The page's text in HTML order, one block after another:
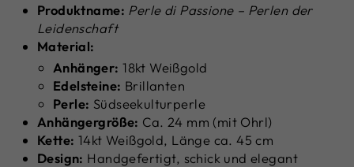
Produktname: Perle di Passione – Perlen der
Leidenschaft
Material:
Anhänger: 18kt Weißgold
Edelsteine: Brillanten
Perle: Südseekulturperle
Anhängergröße: Ca. 24 mm (mit Ohrl)
Kette: 14kt Weißgold, Länge ca. 45 cm
Design: Handgefertigt, schick und elegant